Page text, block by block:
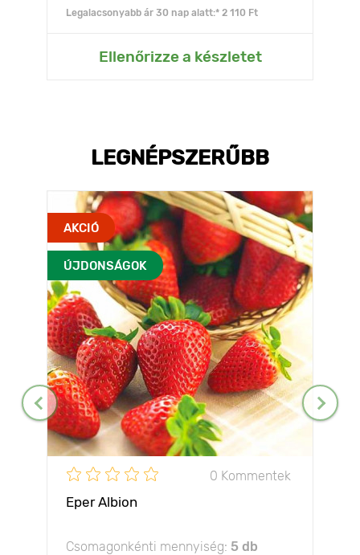
Legalacsonyabb ár 30 nap alatt:* 2 110 Ft
Ellenőrizze a készletet
LEGNÉPSZERŰBB
AKCIÓ
ÚJDONSÁGOK
0 Kommentek
Eper Albion
Csomagonkénti mennyiség: 5 db